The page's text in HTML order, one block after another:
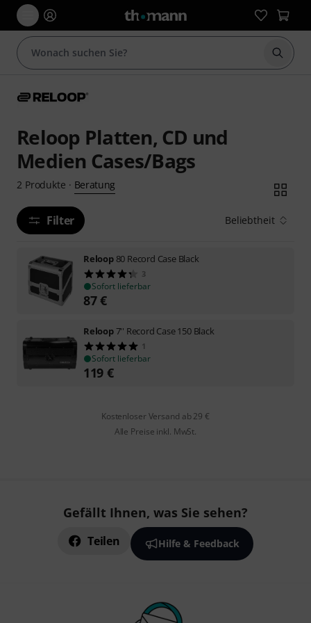
Suche
Reloop Platten, CD und
Medien Cases/Bags
2 Produkte · Beratung
Filter Beliebtheit
Reloop 80 Record Case Black
3
Sofort lieferbar
87€
Reloop7'' Record Case 150 Black
1
Sofort lieferbar
119 €
Kostenloser Versand ab 29 €
Alle Preise inkl. MwSt.
Gefällt Ihnen, was Sie sehen?
Teilen Hilfe & Feedback